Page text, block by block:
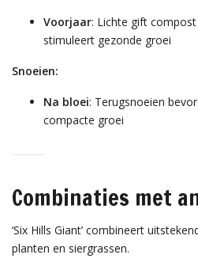
Voorjaar: Lichte gift
stimuleert gezonde groei
Snoeien:
Na bloei: Terugsnoeien
compacte groei
Combinaties met
‘Six Hills Giant’ combineert
planten en siergrassen.